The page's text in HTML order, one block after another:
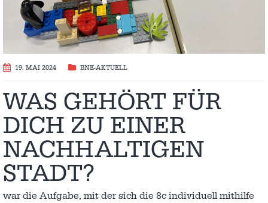
19. MAI 2024 BNE-AKTUELL
WAS GEHÖRT FÜR
DICH ZU EINER
NACHHALTIGEN
STADT?
war die Aufgabe, mit der sich die 8c individuell mithilfe